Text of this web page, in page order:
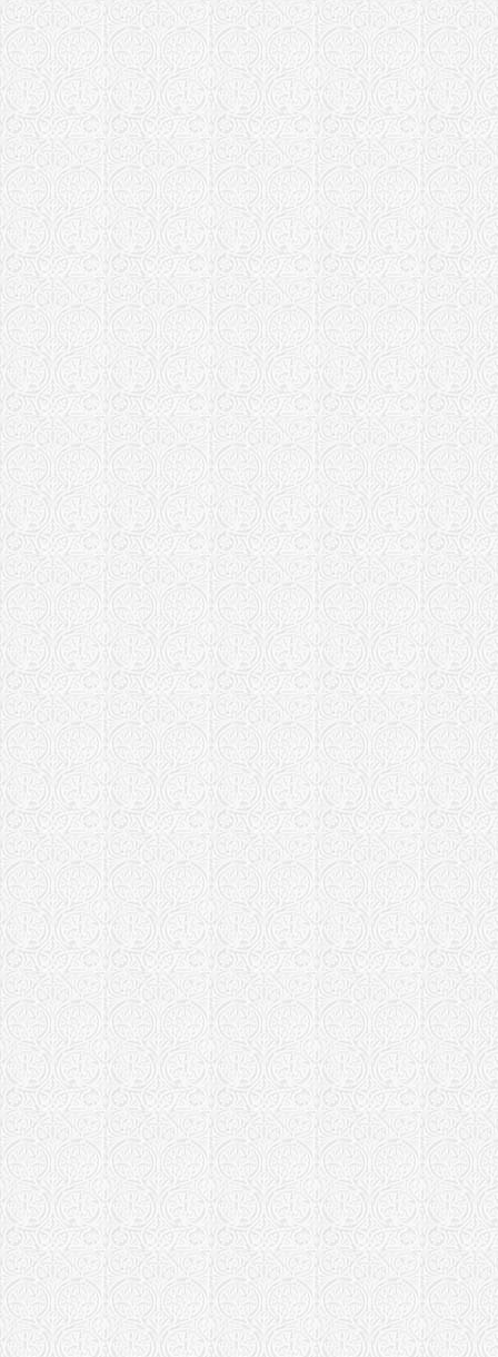
Храм
Тольятти
Санкт-
Храм
Февронии
Храм во
Петра и
Храм
Февронии
Храм
княгини
Тихорецкая
Храм
Храм свв.
Черняховская
Храм